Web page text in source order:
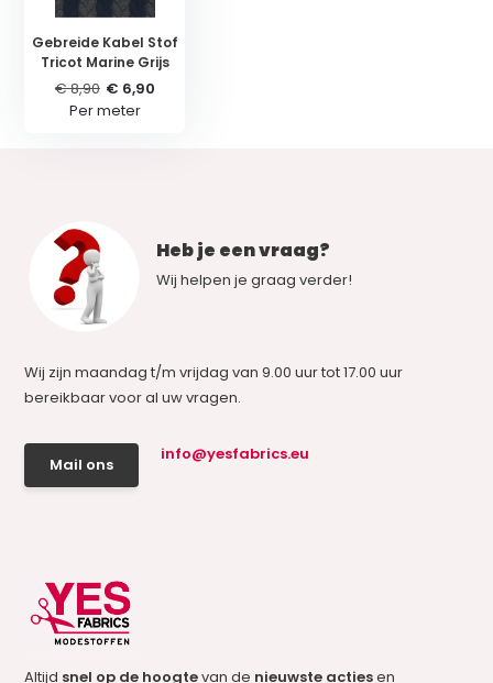
Gebreide Kabel Stof
Tricot Marine Grijs
€ 8,90 € 6,90
Per meter
Heb je een vraag?
Wij helpen je graag verder!
Wij zijn maandag t/m vrijdag van 9.00 uur tot 17.00 uur
bereikbaar voor al uw vragen.
Mail ons
info@yesfabrics.eu
Altijd snel op de hoogtevan de nieuwste actiesen